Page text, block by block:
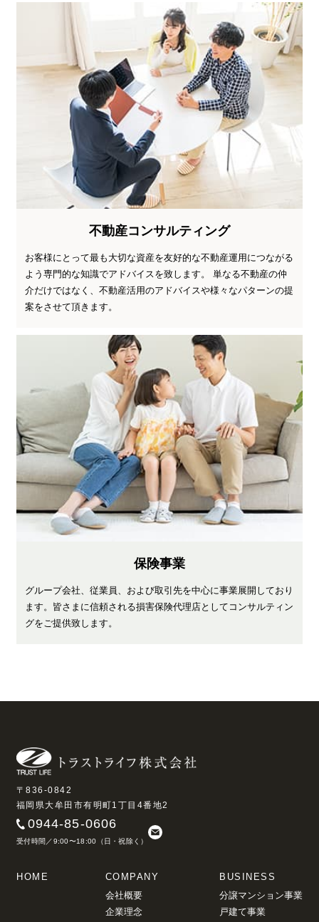
不動産コンサルティング
お客様にとって最も大切な資産を友好的な不動産運用につながる
よう専門的な知識でアドバイスを致します。 単なる不動産の仲
介だけではなく、不動産活用のアドバイスや様々なパターンの提
案をさせて頂きます。
保険事業
グループ会社、従業員、および取引先を中心に事業展開しており
ます。皆さまに信頼される損害保険代理店としてコンサルティン
グをご提供致します。
〒836-0842
福岡県大牟田市有明町1丁目4番地2
0944-85-0606
受付時間／9:00〜18:00（日・祝除く）
HOME
COMPANY
会社概要
企業理念
BUSINESS
分譲マンション事業
戸建て事業